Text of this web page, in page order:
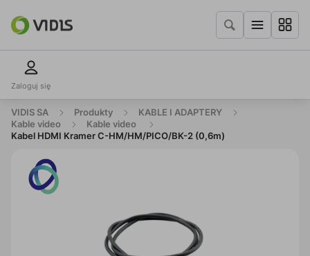
Zaloguj się
VIDIS SA Produkty
KABLE I ADAPTERY
Kable video
Kable video
Kabel HDMI Kramer C-HM/HM/PICO/BK-2 (0,6m)